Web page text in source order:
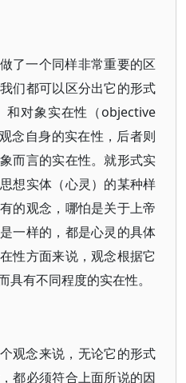
了一个同样非常重要的区
们都可以区分出它的形式
对象实在性（objective
自身的实在性，后者则
而言的实在性。就形式实
想实体（心灵）的某种样
的观念，哪怕是关于上帝
一样的，都是心灵的具体
性方面来说，观念根据它
具有不同程度的实在性。
观念来说，无论它的形式
都必须符合上面所说的因